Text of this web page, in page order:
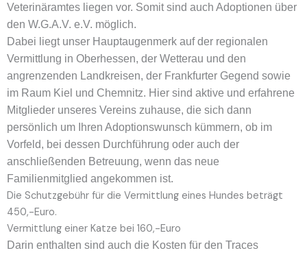
Veterinäramtes liegen vor. Somit sind auch Adoptionen über
den W.G.A.V. e.V. möglich.
Dabei liegt unser Hauptaugenmerk aufder regionalen
Vermittlung in Oberhessen, der Wetterau und den
angrenzenden Landkreisen, der Frankfurter Gegend sowie
im Raum Kiel und Chemnitz. Hier sind aktive und erfahrene
Mitglieder unseres Vereins zuhause, die sich dann
persönlich um Ihren Adoptionswunsch kümmern, ob im
Vorfeld, bei dessen Durchführung oder auch der
anschließenden Betreuung, wenn das neue
Familienmitglied angekommen ist.
Die Schutzgebühr für die Vermittlung eines Hundes beträgt
450,-Euro.
Vermittlung einer Katze bei 160,-Euro
Darin enthalten sind auch die Kosten für den Traces